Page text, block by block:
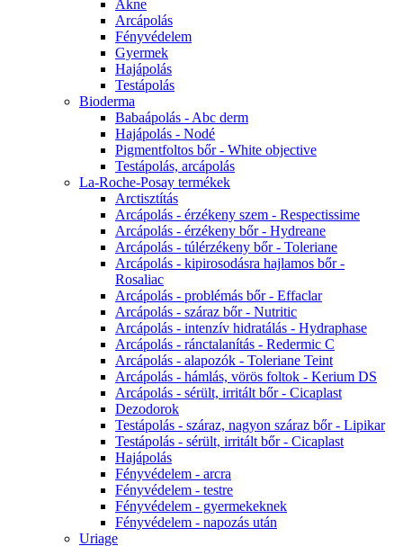
Akne
Arcápolás
Fényvédelem
Gyermek
Hajápolás
Testápolás
Bioderma
Babaápolás - Abc derm
Hajápolás - Nodé
Pigmentfoltos bőr - White objective
Testápolás, arcápolás
La-Roche-Posay termékek
Arctisztítás
Arcápolás - érzékeny szem - Respectissime
Arcápolás - érzékeny bőr - Hydreane
Arcápolás - túlérzékeny bőr - Toleriane
Arcápolás - kipirosodásra hajlamos bőr -
Rosaliac
Arcápolás - problémás bőr - Effaclar
Arcápolás - száraz bőr - Nutritic
Arcápolás - intenzív hidratálás - Hydraphase
Arcápolás - ránctalanítás - Redermic C
Arcápolás - alapozók - Toleriane Teint
Arcápolás - hámlás, vörös foltok - Kerium DS
Arcápolás - sérült, irritált bőr - Cicaplast
Dezodorok
Testápolás - száraz, nagyon száraz bőr - Lipikar
Testápolás - sérült, irritált bőr - Cicaplast
Hajápolás
Fényvédelem - arcra
Fényvédelem - testre
Fényvédelem - gyermekeknek
Fényvédelem - napozás után
Uriage